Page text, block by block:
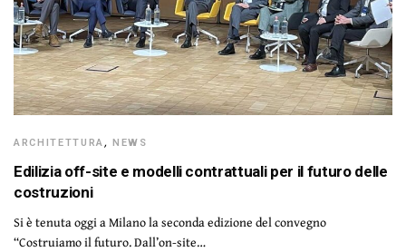
ARCHITETTURA,NEWS
Edilizia off-site e modelli contrattuali per il futuro delle
costruzioni
Si è tenuta oggi a Milano la seconda edizione del convegno
“Costruiamo il futuro. Dall’on-site…